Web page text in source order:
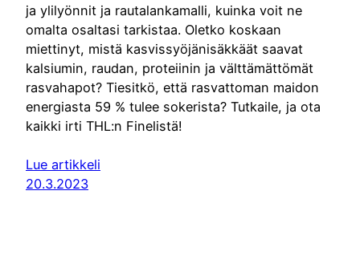
ja ylilyönnit ja rautalankamalli, kuinka voit ne
omalta osaltasi tarkistaa. Oletko koskaan
miettinyt, mistä kasvissyöjänisäkkäät saavat
kalsiumin, raudan, proteiinin ja välttämättömät
rasvahapot? Tiesitkö, että rasvattoman maidon
energiasta 59 % tulee sokerista? Tutkaile, ja ota
kaikki irti THL:n Finelistä!
Lue artikkeli
20.3.2023